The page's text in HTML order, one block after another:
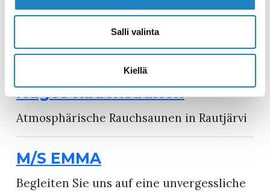
Salli valinta
Kiellä
Eisenbahn-Sauna
Kommen Sie und genießen Sie ein
einzigartiges Saunaerlebnis.
Hugos Rauchsaunen
Atmosphärische Rauchsaunen in Rautjärvi
M/S EMMA
Begleiten Sie uns auf eine unvergessliche